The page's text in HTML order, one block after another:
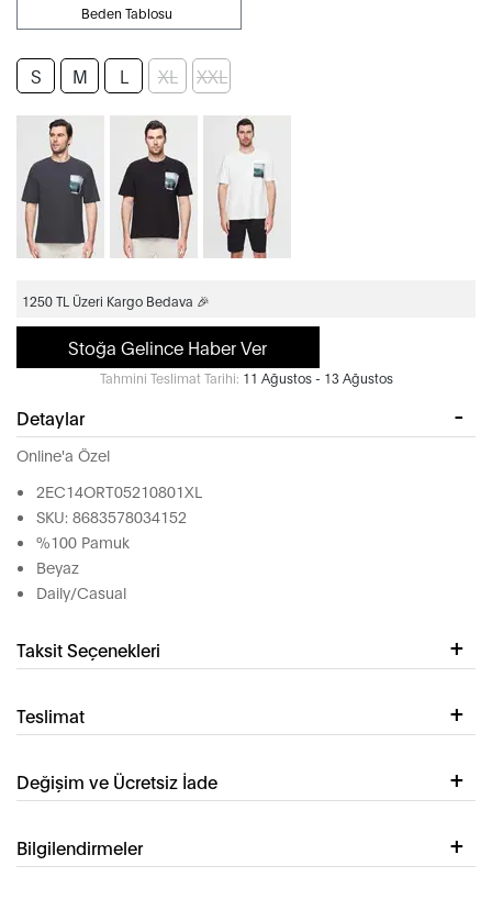
Beden Tablosu
S M L XL XXL
1250 TL Üzeri Kargo Bedava 🎉
Stoğa Gelince Haber Ver
Tahmini Teslimat Tarihi: 11 Ağustos - 13 Ağustos
Detaylar
Online'a Özel
2EC14ORT05210801XL
SKU: 8683578034152
%100 Pamuk
Beyaz
Daily/Casual
Taksit Seçenekleri
Teslimat
Değişim ve Ücretsiz İade
Bilgilendirmeler